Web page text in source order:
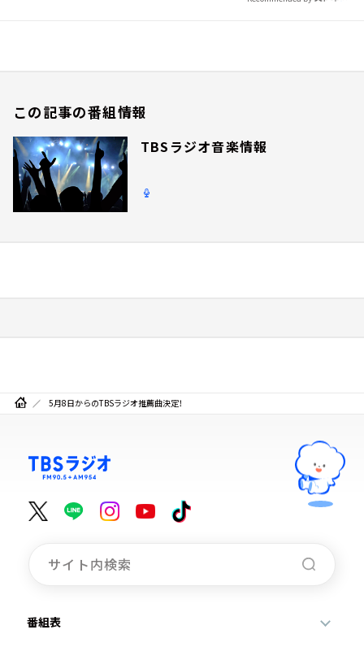
この記事の番組情報
TBSラジオ音楽情報
5月8日からのTBSラジオ推薦曲決定！
番組表